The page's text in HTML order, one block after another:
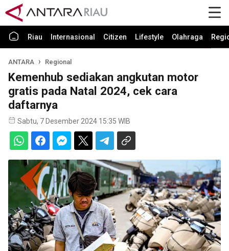
Riau Internasional Citizen Lifestyle Olahraga
ANTARA Regional
Kemenhub sediakan angkutan motor
gratis pada Natal 2024, cek cara
daftarnya
Sabtu, 7 Desember 2024 15:35 WIB